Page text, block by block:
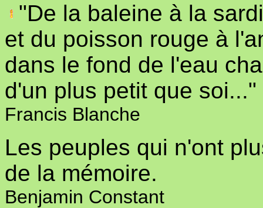
"De la baleine à la
et du poisson rouge à
dans le fond de l'eau
d'un plus petit que soi..."
Francis Blanche
Les peuples qui n'ont
de la mémoire.
Benjamin Constant